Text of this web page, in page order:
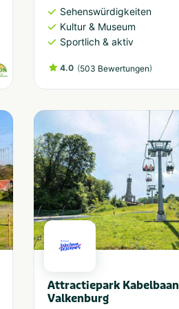
Sehenswürdigkeiten
Kultur & Museum
Sportlich & aktiv
4.0 (503 Bewertungen)
Attractiepark Kabelbaan
Valkenburg